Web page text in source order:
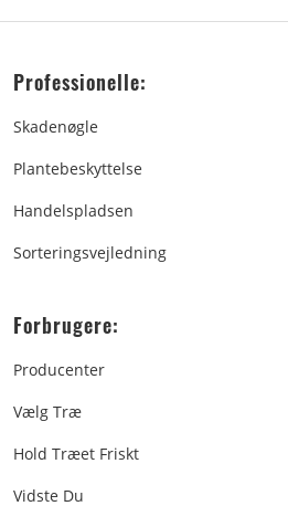
Professionelle:
Skadenøgle
Plantebeskyttelse
Handelspladsen
Sorteringsvejledning
Forbrugere:
Producenter
Vælg Træ
Hold Træet Friskt
Vidste Du